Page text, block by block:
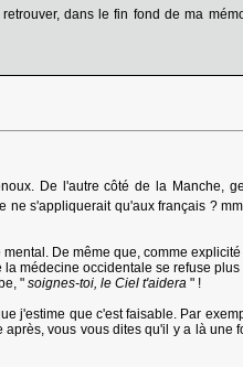
dans le fin fond de ma
De l'autre côté de la Manche,
s'appliquerait qu'aux français ?
De même que, comme
médecine occidentale se refuse
"soignes-toi, le Ciel t'aidera " !
j'estime que c'est faisable. Par
vous vous dites qu'il y a là une